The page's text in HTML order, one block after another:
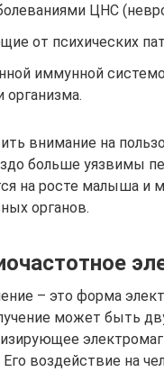
ЦНС
от психических
иммунной
организма.
внимание на
больше уязвимы
на росте малыша и
органов.
– это форма
может быть
воздействие на